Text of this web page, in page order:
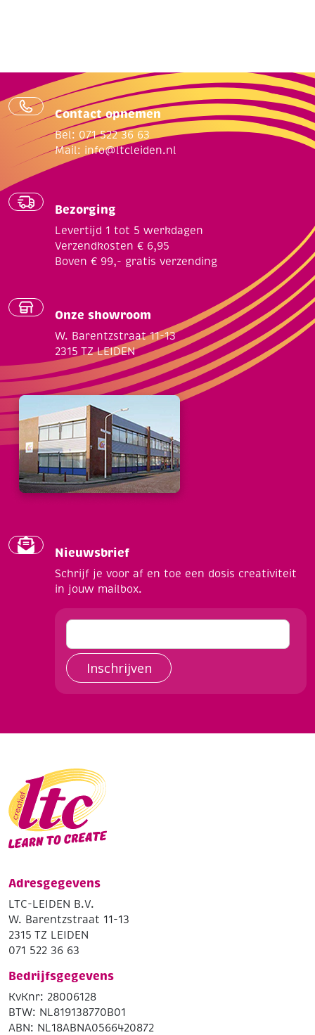
Contact opnemen
Bel: 071 522 36 63
Mail: info@ltcleiden.nl
Bezorging
Levertijd 1 tot 5 werkdagen
Verzendkosten € 6,95
Boven € 99,- gratis verzending
Onze showroom
W. Barentzstraat 11-13
2315 TZ LEIDEN
Nieuwsbrief
Schrijf je voor af en toe een dosis creativiteit
in jouw mailbox.
Inschrijven
Adresgegevens
LTC-LEIDEN B.V.
W. Barentzstraat 11-13
2315 TZ LEIDEN
071 522 36 63
Bedrijfsgegevens
KvKnr: 28006128
BTW: NL819138770B01
ABN: NL18ABNA0566420872